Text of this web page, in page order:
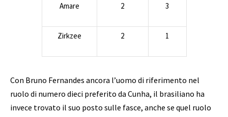
Amare 2 3
Zirkzee 2 1
Con Bruno Fernandes ancora l’uomo di riferimento nel
ruolo di numero dieci preferito da Cunha, il brasiliano ha
invece trovato il suo posto sulle fasce, anche se quel ruolo